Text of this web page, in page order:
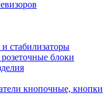
стабилизаторы
блоки
кнопочные, кнопки